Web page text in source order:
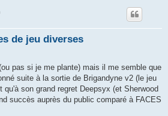
de jeu diverses
pas si je me plante) mais il me semble que
suite à la sortie de Brigandyne v2 (le jeu
son grand regret Deepsyx (et Sherwood
succès auprès du public comparé à FACES